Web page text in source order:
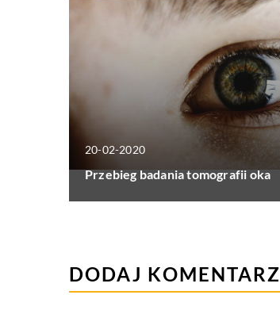
20-02-2020
Przebieg badania tomografii oka
DODAJ KOMENTARZ